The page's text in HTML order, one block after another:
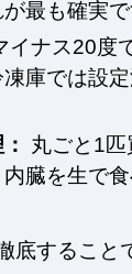
最も確実で
イナス20度
凍庫では設
丸ごと1匹
臓を生で食
底すること